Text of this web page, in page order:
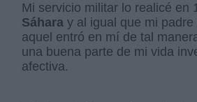
Mi servicio militar lo realicé en
Sáhara y al igual que mi padre
aquel entró en mí de tal
una buena parte de mi vida
afectiva.